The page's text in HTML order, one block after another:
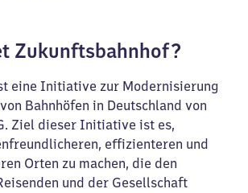
Zukunftsbahnhof?
eine Initiative zur Modernisierung
Bahnhöfen in Deutschland von
Ziel dieser Initiative ist es,
effizienteren und
Orten zu machen, die den
und der Gesellschaft